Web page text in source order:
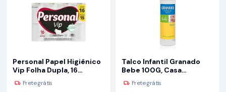
Personal Papel Higiênico
Vip Folha Dupla, 16
Unidades Branco
(Embalagem Pode Variar)
Frete grátis
Talco Infantil Granado
Bebe 100G, Casa
Frete grátis